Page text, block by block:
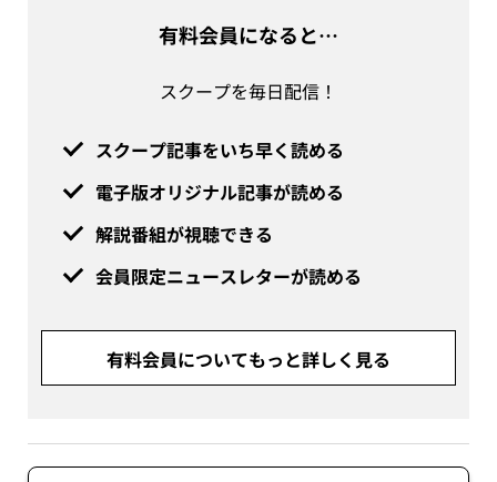
有料会員になると…
スクープを毎日配信！
スクープ記事をいち早く読める
電子版オリジナル記事が読める
解説番組が視聴できる
会員限定ニュースレターが読める
有料会員についてもっと詳しく見る